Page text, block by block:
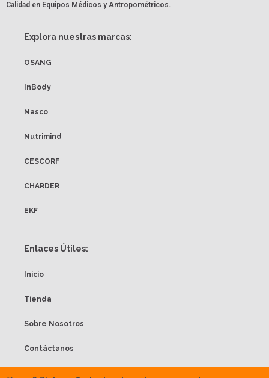
Calidad en Equipos Médicos y Antropométricos.
Explora nuestras marcas:
OSANG
InBody
Nasco
Nutrimind
CESCORF
CHARDER
EKF
Enlaces Útiles:
Inicio
Tienda
Sobre Nosotros
Contáctanos